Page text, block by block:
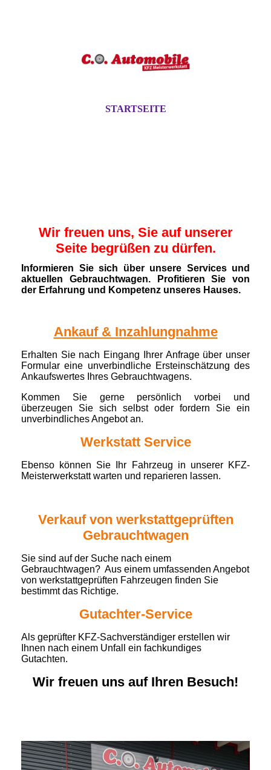
STARTSEITE
Wir freuen uns, Sie auf unserer
Seite begrüßen zu dürfen.
Informieren Sie sich über unsere Services und
aktuellen Gebrauchtwagen. Profitieren Sie von
der Erfahrung und Kompetenz unseres Hauses.
Ankauf & Inzahlungnahme
Erhalten Sie nach Eingang Ihrer Anfrage über unser
Formular eine unverbindliche Ersteinschätzung des
Ankaufswertes Ihres Gebrauchtwagens.
Kommen Sie gerne persönlich vorbei und
überzeugen Sie sich selbst oder fordern Sie ein
unverbindliches Angebot an.
Werkstatt Service
Ebenso können Sie Ihr Fahrzeug in unserer KFZ-
Meisterwerkstatt warten und reparieren lassen.
Verkauf von werkstattgeprüften
Gebrauchtwagen
Sie sind auf der Suche nach einem
Gebrauchtwagen? Aus einem umfassenden Angebot
von werkstattgeprüften Fahrzeugen finden Sie
bestimmt das Richtige.
Gutachter-Service
Als geprüfter KFZ-Sachverständiger erstellen wir
Ihnen nach einem Unfall ein fachkundiges
Gutachten.
Wir freuen uns auf Ihren Besuch!